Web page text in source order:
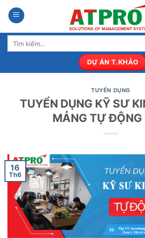
qua
nội
dung
Tìm
DỰ ÁN T.KHẢO
TUYỂN DỤNG
TUYỂN DỤNG KỸ SƯ
MẢNG TỰ ĐỘNG
16
Th6